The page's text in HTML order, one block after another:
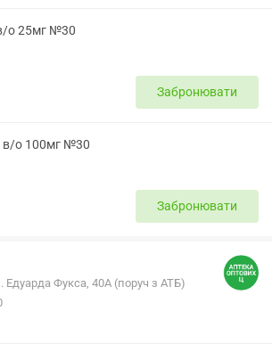
о 25мг №30
Забронювати
в/о 100мг №30
Забронювати
Едуарда Фукса, 40А (поруч з АТБ)